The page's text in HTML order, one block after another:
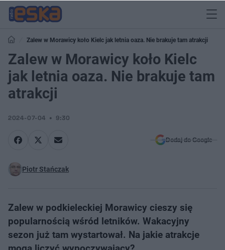
Zalew w Morawicy koło Kielc jak letnia oaza. Nie brakuje tam atrakcji
Zalew w Morawicy koło Kielc
jak letnia oaza. Nie brakuje tam
atrakcji
2024-07-04 9:30
Dodaj do Google
Piotr Stańczak
Zalew w podkieleckiej Morawicy cieszy się
popularnością wśród letników. Wakacyjny
sezon już tam wystartował. Na jakie atrakcje